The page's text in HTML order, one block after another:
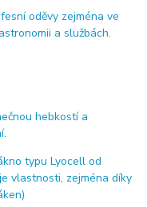
oděvy zejména ve
a službách.
hebkostí a
typu Lyocell od
vlastnosti, zejména díky